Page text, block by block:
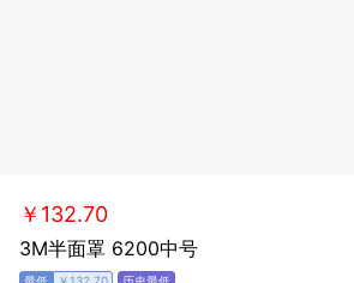
￥132.70
3M半面罩 6200中号